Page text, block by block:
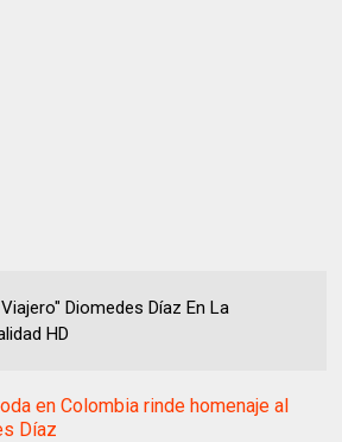
Diomedes Díaz En La
HD
en Colombia rinde homenaje al
Díaz